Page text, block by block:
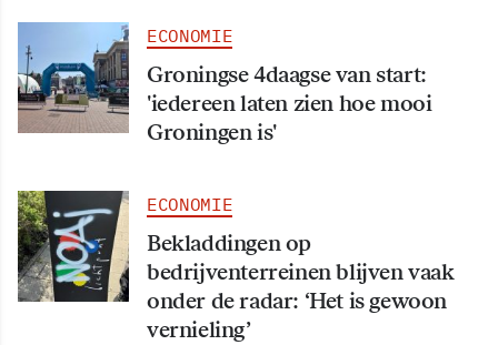
ECONOMIE
Groningse 4daagse van start:
'iedereen laten zien hoe mooi
Groningen is'
ECONOMIE
Bekladdingen op
bedrijventerreinen blijven vaak
onder de radar: ‘Het is gewoon
vernieling’